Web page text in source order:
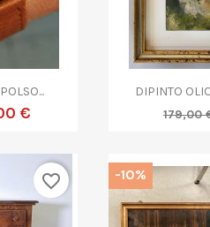
€

DIPINTO
179,00
favorite_border -10%